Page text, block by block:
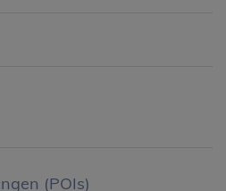
(POIs)